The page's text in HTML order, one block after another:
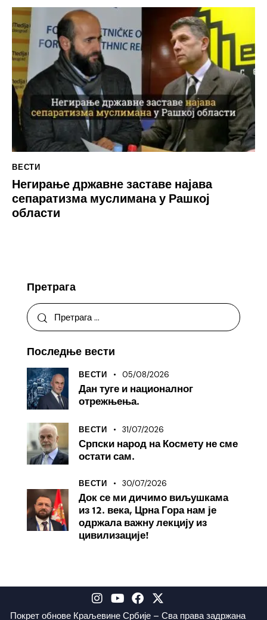
ВЕСТИ
Негирање државне заставе најава
сепаратизма муслимана у Рашкој
области
Претрага
Последње вести
ВЕСТИ 05/08/2026
Дан туге и националног
отрежњења.
ВЕСТИ 31/07/2026
Српски народ на Космету не сме
остати сам.
ВЕСТИ 30/07/2026
Док се ми дичимо виљушкама
из 12. века, Црна Гора нам је
одржала важну лекцију из
цивилизације!
Покрет обнове Краљевине Србије – Сва права задржана